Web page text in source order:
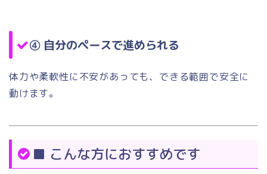
④ 自分のペースで進められる
体力や柔軟性に不安があっても、できる範囲で安全に
動けます。
■ こんな方におすすめです